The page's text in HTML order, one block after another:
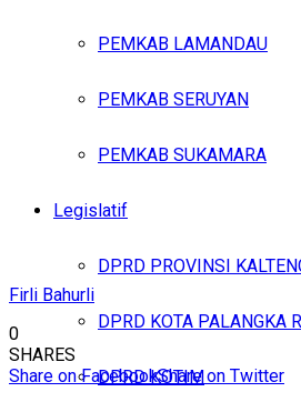
PEMKAB LAMANDAU
PEMKAB SERUYAN
PEMKAB SUKAMARA
Legislatif
DPRD PROVINSI
DPRD KOTA PALANGKA
DPRD KOTIM
Firli Bahurli
0
SHARES
Share on FacebookShare on Twitter